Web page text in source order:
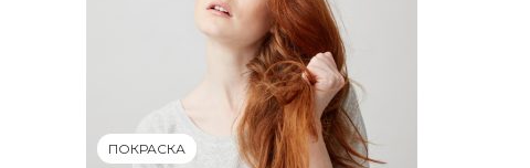
ПОКРАСКА